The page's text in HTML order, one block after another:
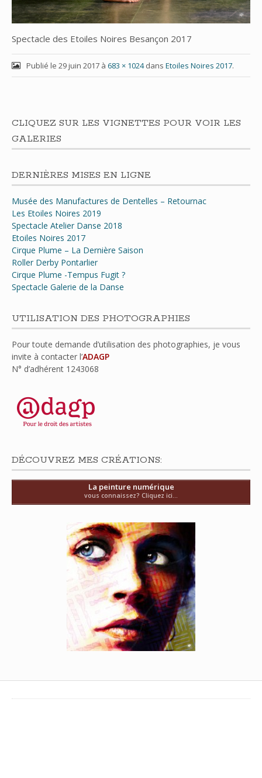
Spectacle des Etoiles Noires Besançon 2017
Publié le 29 juin 2017à 683 × 1024dans Etoiles Noires 2017.
CLIQUEZ SUR LES VIGNETTES POUR VOIR LES
GALERIES
DERNIÈRES MISES EN LIGNE
Musée des Manufactures de Dentelles – Retournac
Les Etoiles Noires 2019
Spectacle Atelier Danse 2018
Etoiles Noires 2017
Cirque Plume – La Dernière Saison
Roller Derby Pontarlier
Cirque Plume -Tempus Fugit ?
Spectacle Galerie de la Danse
UTILISATION DES PHOTOGRAPHIES
Pour toute demande d’utilisation des photographies, je vous
invite à contacter l’ADAGP
N° d’adhérent 1243068
DÉCOUVREZ MES CRÉATIONS:
La peinture numérique
vous connaissez? Cliquez ici...